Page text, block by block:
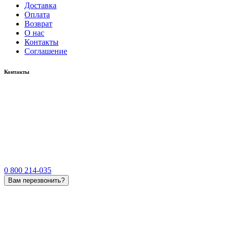
Доставка
Оплата
Возврат
О нас
Контакты
Соглашение
Контакты
0 800 214-035
Вам перезвонить?